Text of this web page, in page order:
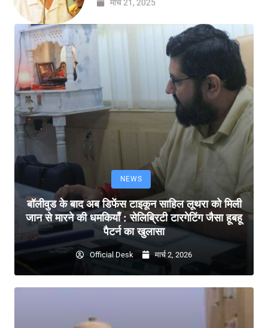
मार्च 21, 2025
NEWS
बॉलीवुड के बाद अब डिफेंस टाइकून साहिल लूथरा को मिली
जान से मारने की धमकियाँ : सेलिब्रिटी टारगेटिंग जैसा हूबहू
पैटर्न का खुलासा
Official Desk मार्च 2, 2026